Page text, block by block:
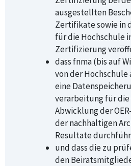
ausgestellten
Zertifikate sowie in
für die Hochschule
Zertifizierung
dass fnma (bis auf
von der Hochschule
eine
verarbeitung für die
Abwicklung der
der nachhaltigen
Resultate
und dass die zu
den